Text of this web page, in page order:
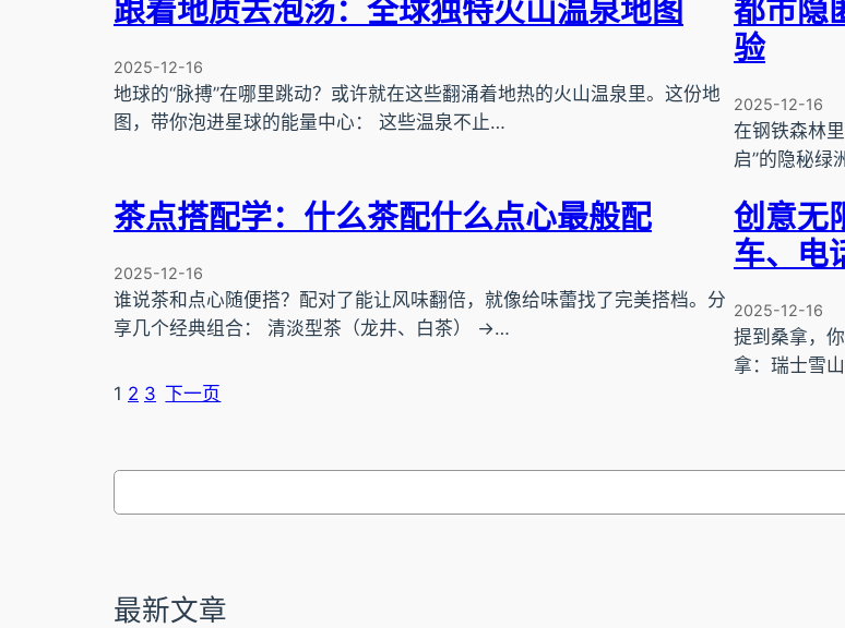
跟着地质去泡汤：全球独特火山温泉地图
2025-12-16
地球的“脉搏”在哪里跳动？或许就在这些翻涌着地热的火山温泉里。这份地
图，带你泡进星球的能量中心： 这些温泉不止…
都市隐
验
2025-12-16
在钢铁森林
启”的隐秘绿
茶点搭配学：什么茶配什么点心最般配
2025-12-16
谁说茶和点心随便搭？配对了能让风味翻倍，就像给味蕾找了完美搭档。分
享几个经典组合： 清淡型茶（龙井、白茶） →…
创意无
车、电
2025-12-16
提到桑拿，
拿：瑞士雪
1 2 3 下一页
搜
最新文章